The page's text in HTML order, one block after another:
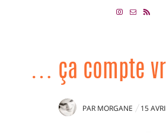
… ça compte
PAR MORGANE
PUBLIÉ
15